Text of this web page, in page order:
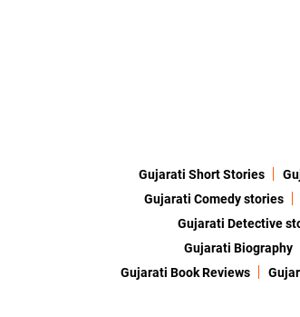
Gujarati Short Stories
Gujarati Comedy stories
Gujarati Detective
Gujarati Biography
Gujarati Book Reviews